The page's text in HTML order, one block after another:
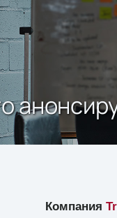
Компания